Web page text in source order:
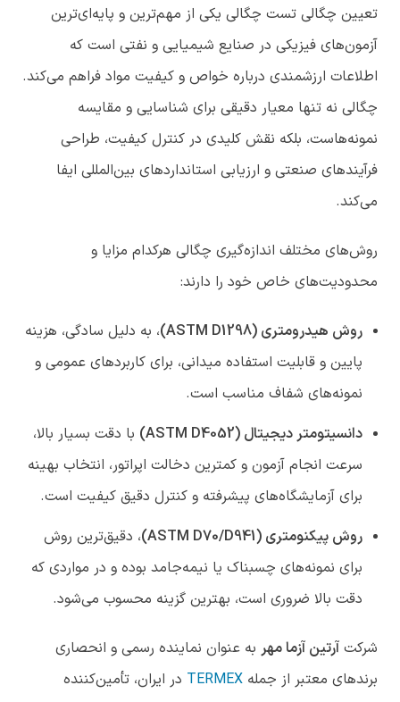
تعیین چگالی تست چگالی یکی از مهم‌ترین و پایه‌ای‌ترین
آزمون‌های فیزیکی در صنایع شیمیایی و نفتی است که
اطلاعات ارزشمندی درباره خواص و کیفیت مواد فراهم می‌کند.
چگالی نه تنها معیار دقیقی برای شناسایی و مقایسه
نمونه‌هاست، بلکه نقش کلیدی در کنترل کیفیت، طراحی
فرآیندهای صنعتی و ارزیابی استانداردهای بین‌المللی ایفا
می‌کند.
روش‌های مختلف اندازه‌گیری چگالی هرکدام مزایا و
محدودیت‌های خاص خود را دارند:
روش هیدرومتری (ASTM D1298)
، به دلیل سادگی، هزینه
پایین و قابلیت استفاده میدانی، برای کاربردهای عمومی و
نمونه‌های شفاف مناسب است.
دانسیتومتر دیجیتال (ASTM D4052)
با دقت بسیار بالا،
سرعت انجام آزمون و کمترین دخالت اپراتور، انتخاب بهینه
برای آزمایشگاه‌های پیشرفته و کنترل دقیق کیفیت است.
روش پیکنومتری (ASTM D70/D941)
، دقیق‌ترین روش
برای نمونه‌های چسبناک یا نیمه‌جامد بوده و در مواردی که
دقت بالا ضروری است، بهترین گزینه محسوب می‌شود.
شرکت آرتین آزما مهر به عنوان نماینده رسمی و انحصاری
برندهای معتبر از جمله TERMEX در ایران، تأمین‌کننده